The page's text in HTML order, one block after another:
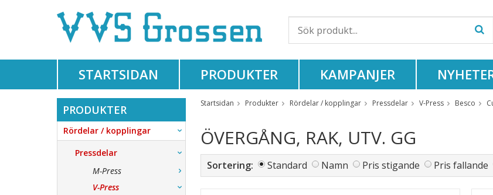
STARTSIDAN PRODUKTER KAMPANJER
PRODUKTER
Rördelar / kopplingar
Pressdelar
M-Press
V-Press
Startsidan Produkter Rördelar / kopplingar Pressdelar V-Press Besco
ÖVERGÅNG, RAK, UTV. GG
Sortering: Standard Namn Pris stigande Pris fallande